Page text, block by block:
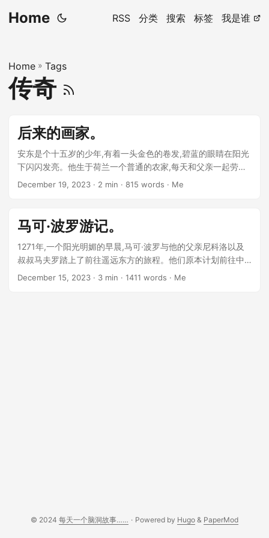
Home RSS 分类 搜索 标签 我是谁
Home » Tags
传奇
后来的画家。
安东是个十五岁的少年,有着一头金色的卷发,碧蓝的眼睛在阳光
下闪闪发亮。他生于荷兰一个普通的农家,每天和父亲一起劳作,
平静而简单。 一天,安东骑车回家的路上,无意中发现路边一个破
上了眼镜。 ...
December 19, 2023 · 2 min · 815 words · Me
马可·波罗游记。
1271年,一个阳光明媚的早晨,马可·波罗与他的父亲尼科洛以及
叔叔马夫罗踏上了前往遥远东方的旅程。他们原本计划前往中
国,在那里谋求商业上的发展。然而他们还不知道,这趟旅行将会
December 15, 2023 · 3 min · 1411 words · Me
© 2024 每天一个脑洞故事…… · Powered by Hugo & PaperMod